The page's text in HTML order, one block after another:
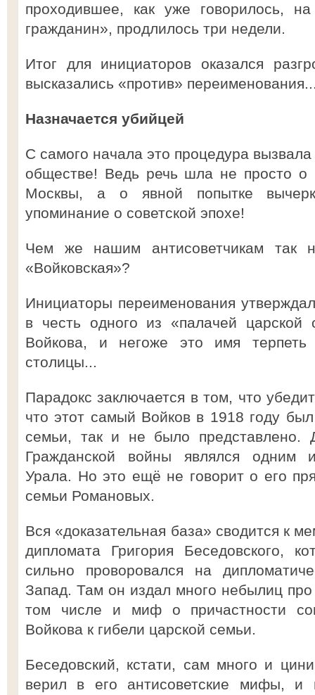
проходившее, как уже говорилось,
гражданин», продлилось три недели.
Итог для инициаторов оказался
высказались «против»
Назначается убийцей
С самого начала это процедура
обществе! Ведь речь шла не просто о
Москвы, а о явной попытке
упоминание о советской эпохе!
Чем же нашим антисоветчикам так
«Войковская»?
Инициаторы переименования
в честь одного из «палачей царской
Войкова, и негоже это имя терпеть
столицы...
Парадокс заключается в том, что
что этот самый Войков в 1918 году
семьи, так и не было представлено.
Гражданской войны являлся одним
Урала. Но это ещё не говорит о его
семьи Романовых.
Вся «доказательная база» сводится к
дипломата Григория Беседовского,
сильно проворовался на
Запад. Там он издал много небылиц
том числе и миф о причастности
Войкова к гибели царской семьи.
Беседовский, кстати, сам много и
верил в его антисоветские мифы, и